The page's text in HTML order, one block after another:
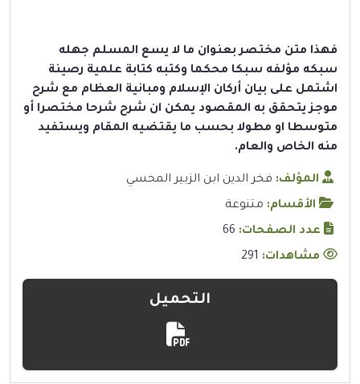
فهذا متن مختصر بعنوان ما لا يسع المسلم جهله
سبكه مؤلفه سبكا محكما وكتبه كتابة علمية رصينة
اشتمل على بيان أركان الإسلام ومبانية العظام مع شرح
موجز يتحقق به المقصود يمكن ان شرح شرحا مختصرا أو
متوسطا او مطولا بحسب ما يقتضيه المقام ويستفيد
منه الخاص والعام.
المؤلف: فخر الدين ابن الزبير المحسي
الأقسام: متنوعة
عدد الصفحات: 66
مشاهدات:
التحميل